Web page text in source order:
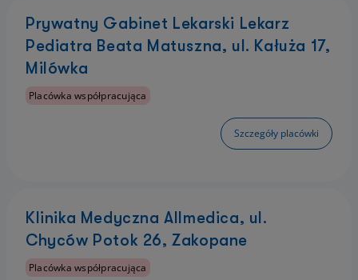
Prywatny Gabinet Lekarski Lekarz
Pediatra Beata Matuszna, ul. Kałuża 17,
Milówka
Placówka współpracująca
Szczegóły placówki
Klinika Medyczna Allmedica, ul.
Chyców Potok 26, Zakopane
Placówka współpracująca